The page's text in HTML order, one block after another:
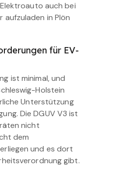
auch bei
in Plön
für EV-
ist minimal, und
Holstein
Unterstützung
Die DGUV V3 ist
nicht
dem
und es dort
gibt.